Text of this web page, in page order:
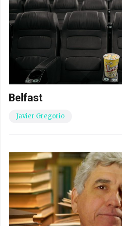
Belfast
Javier Gregorio